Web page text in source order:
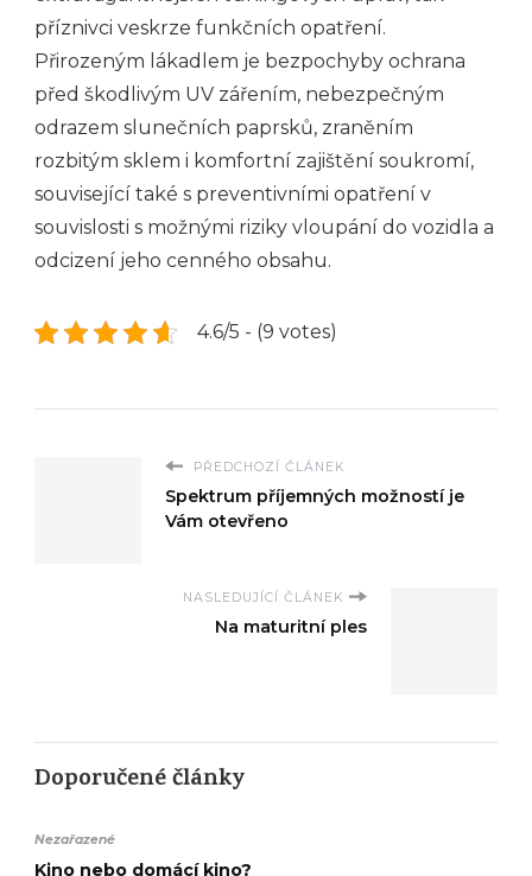
příznivci veskrze funkčních opatření.
Přirozeným lákadlem je bezpochyby ochrana
před škodlivým UV zářením, nebezpečným
odrazem slunečních paprsků, zraněním
rozbitým sklem i komfortní zajištění soukromí,
související také s preventivními opatření v
souvislosti s možnými riziky vloupání do vozidla a
odcizení jeho cenného obsahu.
4.6/5 - (9 votes)
PŘEDCHOZÍ ČLÁNEK
Spektrum příjemných možností je
Vám otevřeno
NASLEDUJÍCÍ ČLÁNEK
Na maturitní ples
Doporučené články
Nezařazené
Kino nebo domácí kino?